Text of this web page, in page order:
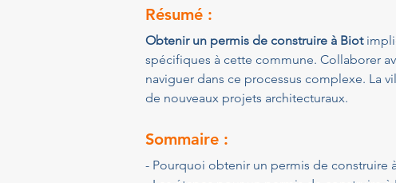
Résumé :
Obtenir un permis de construire à Biot
spécifiques à cette commune. Collaborer
naviguer dans ce processus complexe. La
de nouveaux projets architecturaux.
Sommaire :
- Pourquoi obtenir un permis de construire